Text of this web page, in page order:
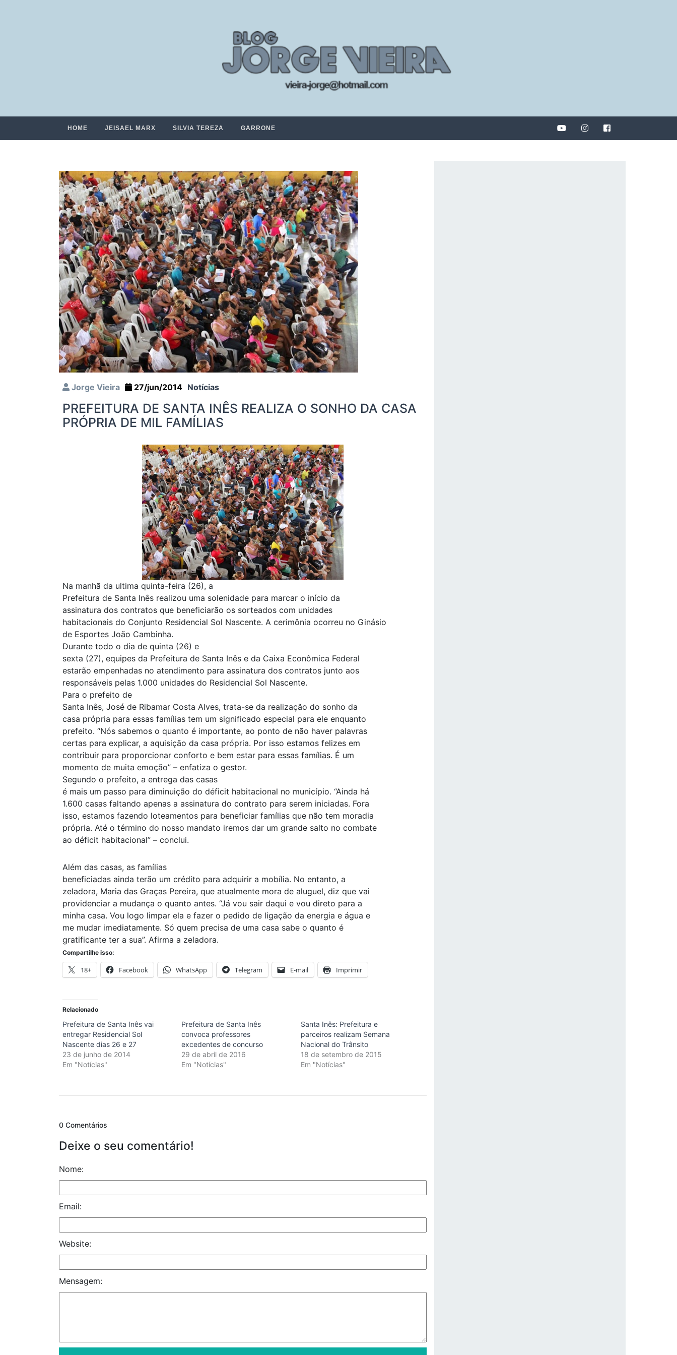
HOME JEISAEL MARX SILVIA TEREZA GARRONE
Jorge Vieira 27/jun/2014 Notícias
PREFEITURA DE SANTA INÊS REALIZA O SONHO DA CASA
PRÓPRIA DE MIL FAMÍLIAS
Na manhã da ultima quinta-feira (26), a
Prefeitura de Santa Inês realizou uma solenidade para marcar o início da
assinatura dos contratos que beneficiarão os sorteados com unidades
habitacionais do Conjunto Residencial Sol Nascente. A cerimônia ocorreu no Ginásio
de Esportes João Cambinha.
Durante todo o dia de quinta (26) e
sexta (27), equipes da Prefeitura de Santa Inês e da Caixa Econômica Federal
estarão empenhadas no atendimento para assinatura dos contratos junto aos
responsáveis pelas 1.000 unidades do Residencial Sol Nascente.
Para o prefeito de
Santa Inês, José de Ribamar Costa Alves, trata-se da realização do sonho da
casa própria para essas famílias tem um significado especial para ele enquanto
prefeito. “Nós sabemos o quanto é importante, ao ponto de não haver palavras
certas para explicar, a aquisição da casa própria. Por isso estamos felizes em
contribuir para proporcionar conforto e bem estar para essas famílias. É um
momento de muita emoção” – enfatiza o gestor.
Segundo o prefeito, a entrega das casas
é mais um passo para diminuição do déficit habitacional no município. “Ainda há
1.600 casas faltando apenas a assinatura do contrato para serem iniciadas. Fora
isso, estamos fazendo loteamentos para beneficiar famílias que não tem moradia
própria. Até o término do nosso mandato iremos dar um grande salto no combate
ao déficit habitacional” – conclui.
Além das casas, as famílias
beneficiadas ainda terão um crédito para adquirir a mobília. No entanto, a
zeladora, Maria das Graças Pereira, que atualmente mora de aluguel, diz que vai
providenciar a mudança o quanto antes. “Já vou sair daqui e vou direto para a
minha casa. Vou logo limpar ela e fazer o pedido de ligação da energia e água e
me mudar imediatamente. Só quem precisa de uma casa sabe o quanto é
gratificante ter a sua”. Afirma a zeladora.
Compartilhe isso:
18+ Facebook WhatsApp Telegram E-mail Imprimir
Relacionado
Prefeitura de Santa Inês vai
entregar Residencial Sol
Nascente dias 26 e 27
23 de junho de 2014
Em "Notícias"
Prefeitura de Santa Inês
convoca professores
excedentes de concurso
29 de abril de 2016
Em "Notícias"
Santa Inês: Prefeitura e
parceiros realizam Semana
Nacional do Trânsito
18 de setembro de 2015
Em "Notícias"
0 Comentários
Deixe o seu comentário!
Nome:
Email:
Website:
Mensagem: